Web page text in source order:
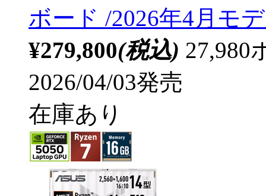
ボード /2026年4月モ
¥279,800(税込) 27,980
2026/04/03発売
在庫あり